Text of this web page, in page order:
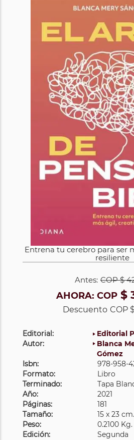
Entrena tu cerebro para ser
resiliente
Antes: COP$
AHORA: COP$
Descuento COP
Editorial:
Editorial
Autor:
Blanca
Gómez
Isbn:
978-958-
Formato:
Libro
Terminado:
Tapa
Año:
2021
Páginas:
181
Tamaño:
15 x 23 cm.
Peso:
0.2100 Kg.
Edición:
Segunda